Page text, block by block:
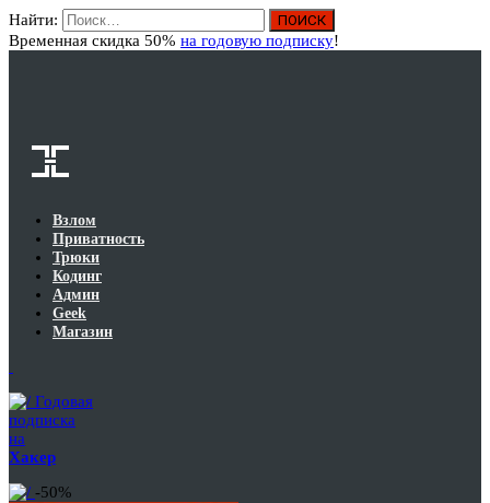
Найти:
Временная скидка 50% на годовую подписку!
Взлом
Приватность
Трюки
Кодинг
Админ
Geek
Магазин
Годовая
подписка
на
Хакер
-50%